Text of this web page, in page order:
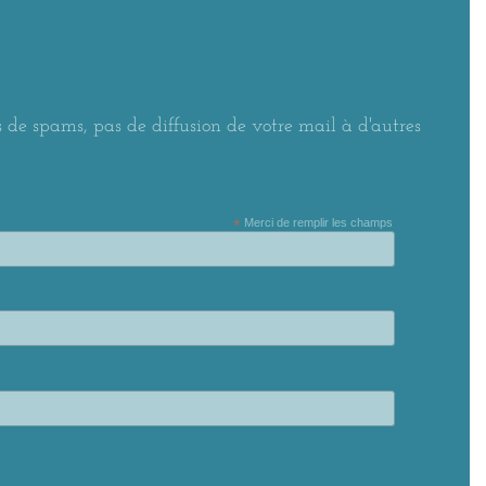
de spams, pas de diffusion de votre mail à d'autres
* Merci de remplir les champs